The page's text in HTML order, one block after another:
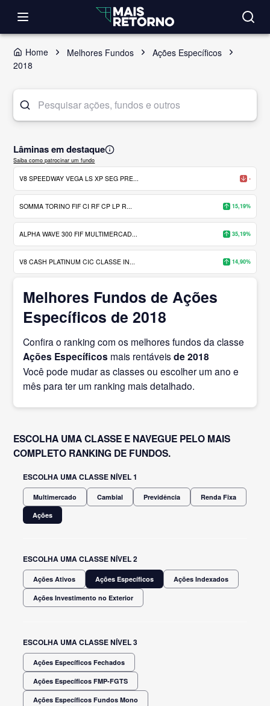
Home Melhores Fundos
Ações Específicos
2018
Lâminas em destaque
Saiba como patrocinar um fundo
V8 SPEEDWAY VEGA LS XP SEG PRE... -
SOMMA TORINO FIF CI RF CP LP R... 15,19%
ALPHA WAVE 300 FIF MULTIMERCAD... 35,19%
V8 CASH PLATINUM CIC CLASSE IN... 14,90%
Melhores Fundos de Ações
Específicos de 2018
Confira o ranking com os melhores fundos da classe
Ações Específicos mais rentáveisde 2018
Você pode mudar as classes ou escolher um ano e
mês para ter um ranking mais detalhado.
ESCOLHA UMA CLASSE E NAVEGUE PELO MAIS
COMPLETO RANKING DE FUNDOS.
ESCOLHA UMA CLASSE NÍVEL 1
Multimercado Cambial Previdência
Renda Fixa
Ações
ESCOLHA UMA CLASSE NÍVEL 2
Ações Ativos Ações Específicos Ações Indexados
Ações Investimento no Exterior
ESCOLHA UMA CLASSE NÍVEL 3
Ações Específicos Fechados
Ações Específicos FMP-FGTS
Ações Específicos Fundos Mono